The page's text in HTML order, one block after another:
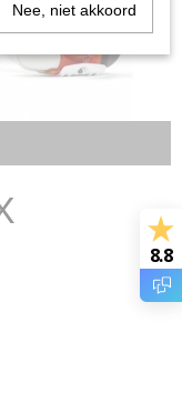
8.8
Nee, niet akkoord